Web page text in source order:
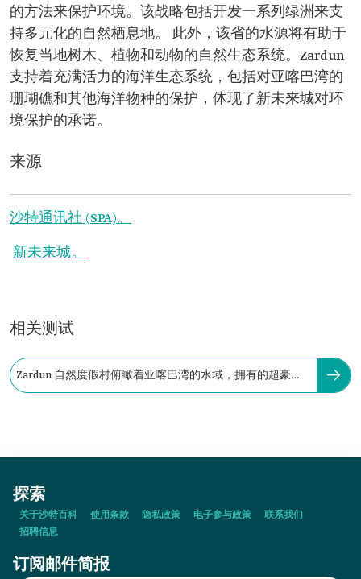
的方法来保护环境。该战略包括开发一系列绿洲来支
持多元化的自然栖息地。 此外，该省的水源将有助于
恢复当地树木、植物和动物的自然生态系统。Zardun
支持着充满活力的海洋生态系统，包括对亚喀巴湾的
珊瑚礁和其他海洋物种的保护，体现了新未来城对环
境保护的承诺。
来源
沙特通讯社 (SPA)。
新未来城。
相关测试
Zardun 自然度假村俯瞰着亚喀巴湾的水域，拥有的超豪华
探索
关于沙特百科 使用条款 隐私政策 电子参与政策
联系我们
招聘信息
订阅邮件简报